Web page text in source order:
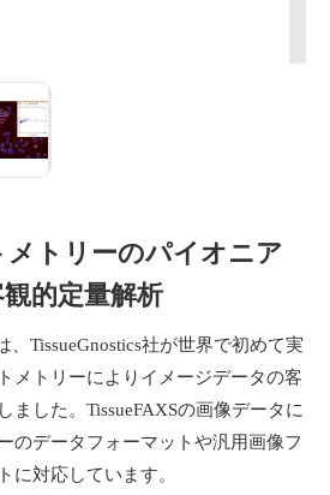
明視野）
トリーのパイオニア
的定量解析
、TissueGnostics社が世界で初めて実
メトリーによりイメージデータの客
ました。TissueFAXSの画像データに
のデータフォーマットや汎用画像フ
に対応しています。